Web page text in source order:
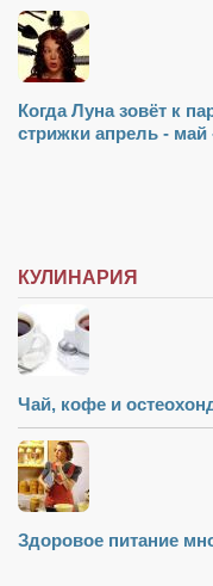
Когда Луна зовёт к
стрижки апрель - май
КУЛИНАРИЯ
Чай, кофе и
Здоровое питание